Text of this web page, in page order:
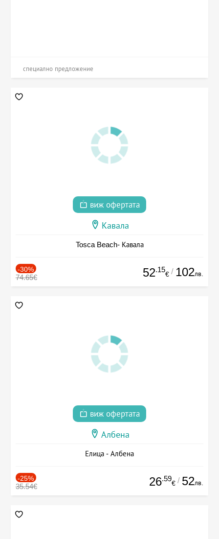
специално предложение
виж офертата
Кавала
Tosca Beach- Кавала
-30%
74.65€ 52.15
€ / 102лв.
виж офертата
Албена
Елица - Албена
-25%
35.54€ 26.59
€ / 52лв.